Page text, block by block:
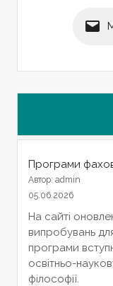
Програми
Автор: admin
05.06.2026
На сайті
випробувань
програми
освітньо-
філософії.